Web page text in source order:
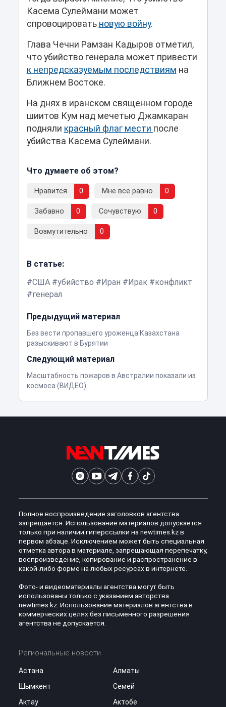
Касема Сулеймани может
спровоцировать новую войну.
Глава Чечни Рамзан Кадыров отметил,
что убийство генерала может привести
к непредсказуемым последствиям на
Ближнем Востоке.
На днях в иранском священном городе
шиитов Кум над мечетью Джамкаран
подняли красный флаг мести после
убийства Касема Сулеймани.
Что думаете об этом?
Нравится 0 Мне все равно 0
Забавно 0 Сочувствую 0
Возмутительно 0
В статье:
США
убийство Иран Ирак
конфликт
генерал
Предыдущий материал
Без вести пропавшего уроженца Казахстана
разыскивают в Бурятии
Следующий материал
Масштабность пожаров в Австралии показали из
космоса (ВИДЕО)
Полное воспроизведение заголовков агентства
запрещается. Использование материалов допускается
только при наличии гиперссылки на newtimes.kz в
первом абзаце. Исключением может быть специальная
отметка автора в материале, запрещающая перепечатку,
воспроизведение, копирование и распространение в
какой-либо форме на любых ресурсах в интернете.
Фото- и видеоматериалы агентства могут быть
использованы только с указанием авторства
newtimes.kz. Использование материалов агентства в
коммерческих целях без письменного разрешения
агентства не допускается.
Региональные новости
Астана
Алматы
Шымкент
Семей
Актау
Актобе